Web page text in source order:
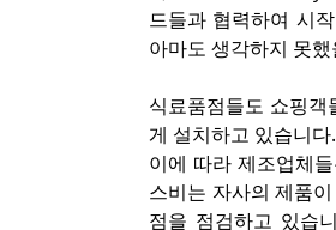
드들과 협력하여 시
아마도 생각하지 못
식료품점들도 쇼핑
게 설치하고 있습니다.
이에 따라 제조업체
스비는 자사의 제품
점을 점검하고 있습